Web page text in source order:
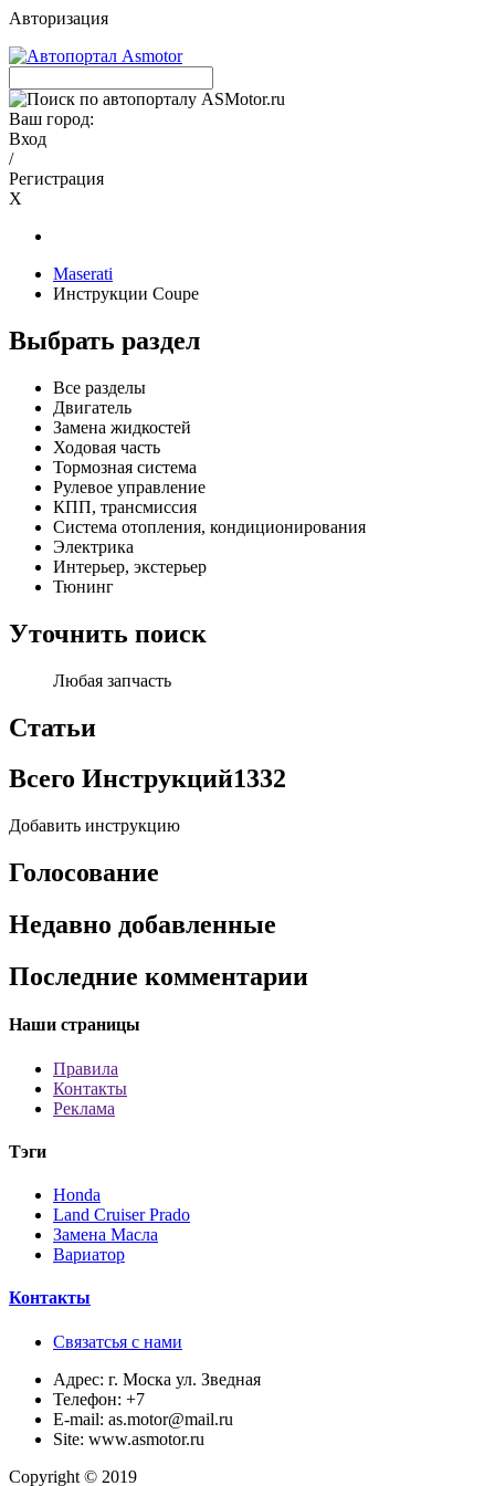
Авторизация
Ваш город:
Вход
/
Регистрация
X
Maserati
Инструкции Coupe
Выбрать раздел
Все разделы
Двигатель
Замена жидкостей
Ходовая часть
Тормозная система
Рулевое управление
КПП, трансмиссия
Система отопления, кондиционирования
Электрика
Интерьер, экстерьер
Тюнинг
Уточнить поиск
Любая запчасть
Статьи
Всего Инструкций1332
Добавить инструкцию
Голосование
Недавно добавленные
Последние комментарии
Наши страницы
Правила
Контакты
Реклама
Тэги
Honda
Land Cruiser Prado
Замена Масла
Вариатор
Контакты
Связатсья с нами
Адрес: г. Моска ул. Зведная
Телефон: +7
E-mail: as.motor@mail.ru
Site: www.asmotor.ru
Copyright © 2019